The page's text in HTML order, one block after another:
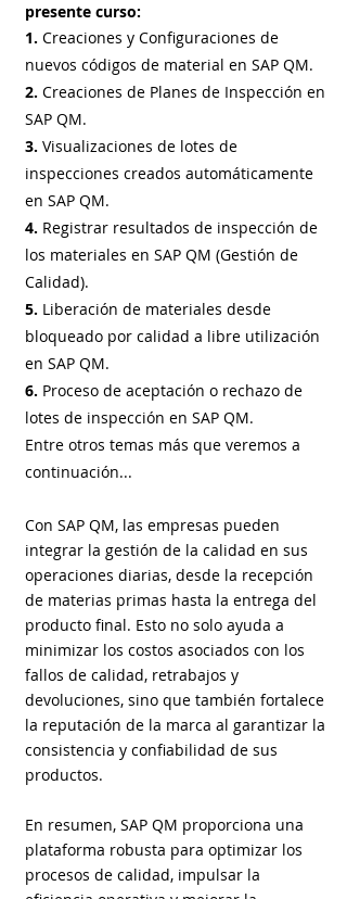
presente curso:
1. Creaciones y Configuraciones de
nuevos códigos de material en SAP QM.
2. Creaciones de Planes de Inspección en
SAP QM.
3. Visualizaciones de lotes de
inspecciones creados automáticamente
en SAP QM.
4. Registrar resultados de inspección de
los materiales en SAP QM (Gestión de
Calidad).
5. Liberación de materiales desde
bloqueado por calidad a libre utilización
en SAP QM.
6. Proceso de aceptación o rechazo de
lotes de inspección en SAP QM.
Entre otros temas más que veremos a
continuación...
Con SAP QM, las empresas pueden
integrar la gestión de la calidad en sus
operaciones diarias, desde la recepción
de materias primas hasta la entrega del
producto final. Esto no solo ayuda a
minimizar los costos asociados con los
fallos de calidad, retrabajos y
devoluciones, sino que también fortalece
la reputación de la marca al garantizar la
consistencia y confiabilidad de sus
productos.
En resumen, SAP QM proporciona una
plataforma robusta para optimizar los
procesos de calidad, impulsar la